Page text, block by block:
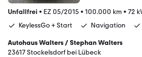
Unfallfrei • EZ 05/2015 • 100.000 km • 72
KeylessGo + Start
Navigation
Autohaus Walters / Stephan Walters
23617 Stockelsdorf bei Lübeck